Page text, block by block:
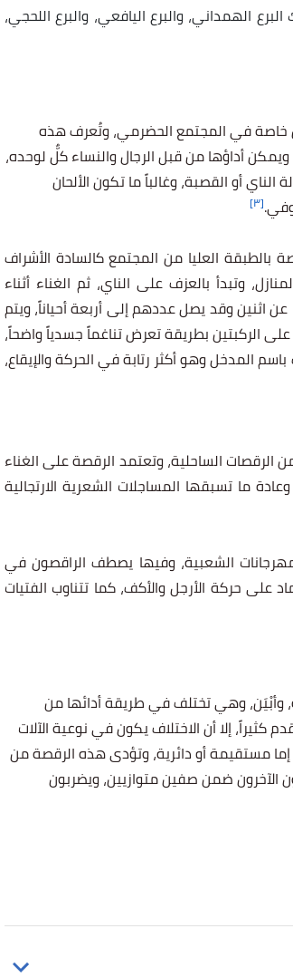
الهمداني، والبرع اليافعي، والبرع اللحجي،
خاصة في المجتمع الحضرمي، وتُعرف هذه
أداؤها من قبل الرجال والنساء كلٌّ لوحده،
أو القصبة، وغالباً ما تكون الألحان
[٣]
بالطبقة العليا من المجتمع كالسادة الأشراف
وتبدأ بالعزف على الناي، ثم الغناء أثناء
اثنين وقد يصل عددهم إلى أربعة أحياناً، ويتم
على الركبتين بطريقة تعرض تناغماً جسدياً واضحاً،
المدخل وهو أكثر رتابة في الحركة والإيقاع،
الساحلية، وتعتمد الرقصة على الغناء
ما تسبقها المساجلات الشعرية الارتجالية
الشعبية، وفيها يصطف الراقصون في
على حركة الأرجل والأكف، كما تتناوب الفتيات
وأبْيَن، وهي تختلف في طريقة أدائها من
إلا أن الاختلاف يكون في نوعية الآلات
مستقيمة أو دائرية، وتؤدى هذه الرقصة من
الآخرون ضمن صفين متوازيين، ويضربون